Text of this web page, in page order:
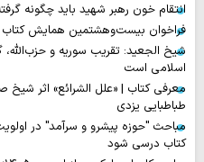
انتقام خون رهبر شهید باید چگونه
فراخوان بیست‌وهشتمین همایش
شیخ الجعید: تقریب سوریه و
اسلامی است
معرفی کتاب | «علل الشرائع» اثر شیخ
طباطبایی یزدی
مباحث "حوزه پیشرو و سرآمد" در
کتاب درسی شود